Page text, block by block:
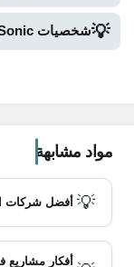
💡شخصيات Sonic الأقل إلهاماً: نظرة على الجزء الثاني
مواد مشابهة
💡 أفضل شركات
أفكار مشاريع